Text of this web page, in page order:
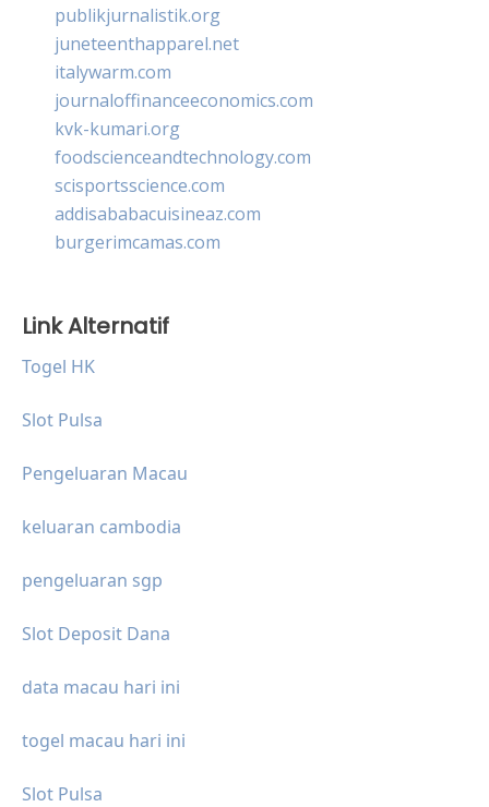
publikjurnalistik.org
juneteenthapparel.net
italywarm.com
journaloffinanceeconomics.com
kvk-kumari.org
foodscienceandtechnology.com
scisportsscience.com
addisababacuisineaz.com
burgerimcamas.com
Link Alternatif
Togel HK
Slot Pulsa
Pengeluaran Macau
keluaran cambodia
pengeluaran sgp
Slot Deposit Dana
data macau hari ini
togel macau hari ini
Slot Pulsa